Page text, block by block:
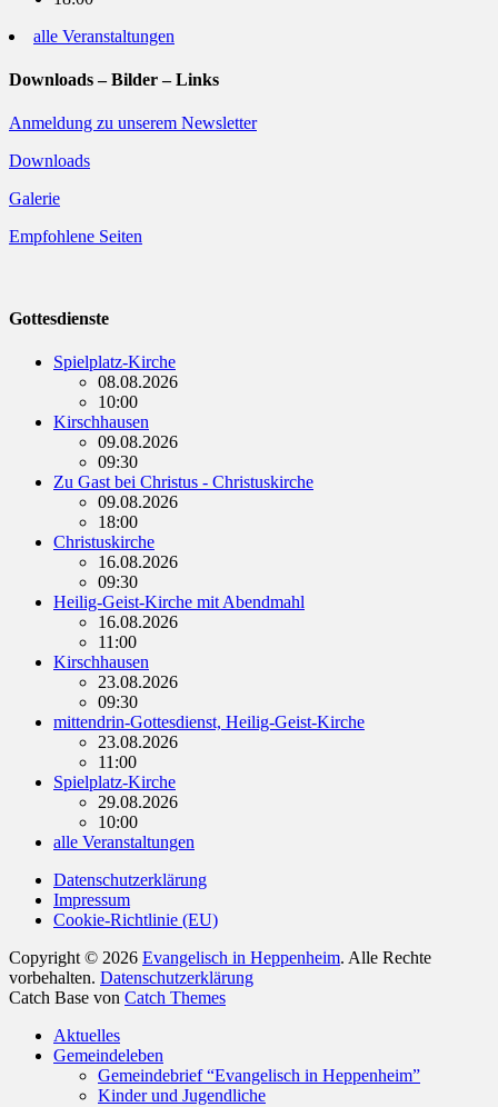
alle Veranstaltungen
Downloads – Bilder – Links
Anmeldung zu unserem Newsletter
Downloads
Galerie
Empfohlene Seiten
Gottesdienste
Spielplatz-Kirche
08.08.2026
10:00
Kirschhausen
09.08.2026
09:30
Zu Gast bei Christus - Christuskirche
09.08.2026
18:00
Christuskirche
16.08.2026
09:30
Heilig-Geist-Kirche mit Abendmahl
16.08.2026
11:00
Kirschhausen
23.08.2026
09:30
mittendrin-Gottesdienst, Heilig-Geist-Kirche
23.08.2026
11:00
Spielplatz-Kirche
29.08.2026
10:00
alle Veranstaltungen
Datenschutzerklärung
Impressum
Cookie-Richtlinie (EU)
Copyright © 2026 Evangelisch in Heppenheim. Alle Rechte
vorbehalten. Datenschutzerklärung
Catch Base von Catch Themes
oben
scrollen
Aktuelles
Gemeindeleben
Gemeindebrief “Evangelisch in Heppenheim”
Kinder und Jugendliche